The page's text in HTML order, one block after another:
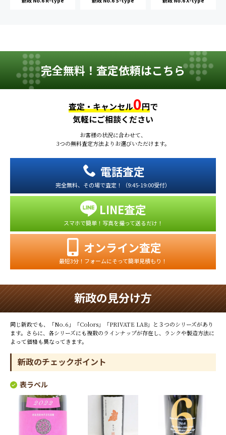
完全無料！査定依頼はこちら
査定・キャンセル0円で
気軽にご相談ください
お客様の状況に合わせて、
3つの無料査定方法よりお選びいただけます。
電話査定
完全無料、その場で査定！（9:45-19:00受付）
LINE査定
スマホで簡単！写真を撮って送るだけ！
オンライン査定
最短3分！フォームにそって簡単見積もり！
新政の見分け方
同じ新政でも、「No.6」「Colors」「PRIVATE LAB」と３つのシリーズがあり
ます。さらに、各シリーズにも複数のラインナップが存在し、ランクや製造方法に
よって価格も異なってきます。
新政のチェックポイント
表ラベル